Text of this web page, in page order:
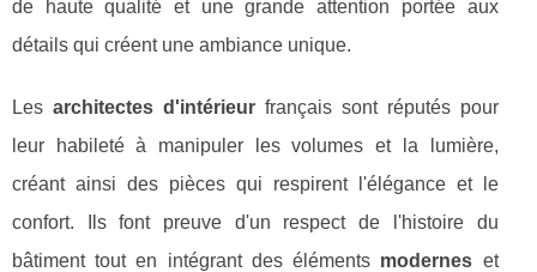
de haute qualité et une grande attention portée aux
détails qui créent une ambiance unique.
Les architectes d'intérieurfrançais sont réputés pour
leur habileté à manipuler les volumes et la lumière,
créant ainsi des pièces qui respirent l'élégance et le
confort. Ils font preuve d'un respect de l'histoire du
bâtiment tout en intégrant des éléments modernes et